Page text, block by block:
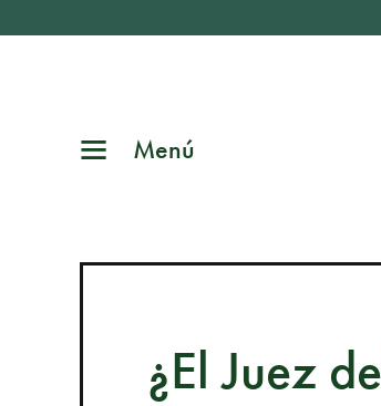
Menú
¿El Juez